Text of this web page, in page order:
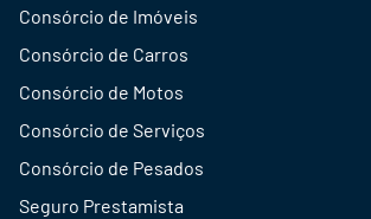
Consórcio de Imóveis
Consórcio de Carros
Consórcio de Motos
Consórcio de Serviços
Consórcio de Pesados
Seguro Prestamista